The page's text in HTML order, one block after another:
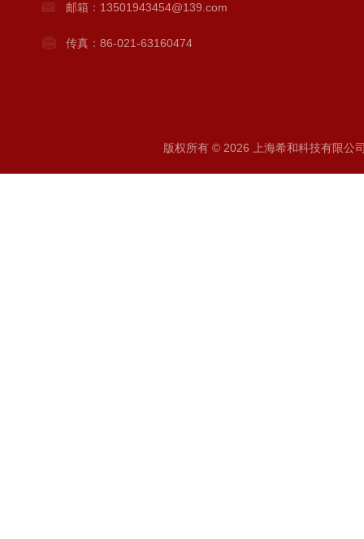
邮箱：13501943454@139.com
传真：86-021-63160474
版权所有 © 2026 上海希和科技有限公